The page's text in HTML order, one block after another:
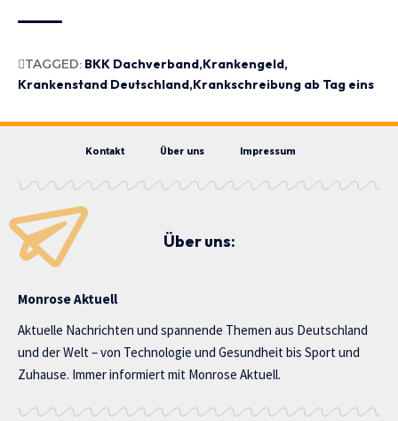
TAGGED: BKK Dachverband Krankengeld
Krankenstand Deutschland Krankschreibung ab Tag eins
Kontakt Über uns Impressum
Über uns:
Monrose Aktuell
Aktuelle Nachrichten und spannende Themen aus Deutschland
und der Welt – von Technologie und Gesundheit bis Sport und
Zuhause. Immer informiert mit Monrose Aktuell.